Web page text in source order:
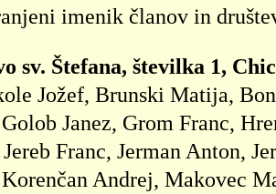
imenik članov in
sv. Štefana, številka 1,
Jožef, Brunski Matija,
Golob Janez, Grom Franc,
Franc, Jerman Anton,
Korenčan Andrej, Makovec